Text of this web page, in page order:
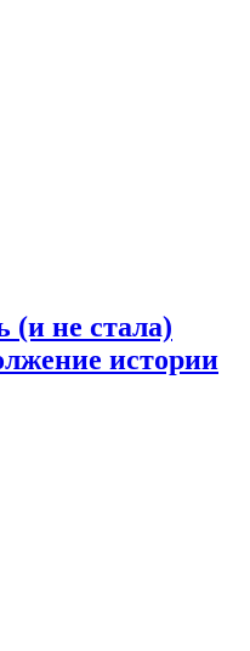
(и не стала)
истории